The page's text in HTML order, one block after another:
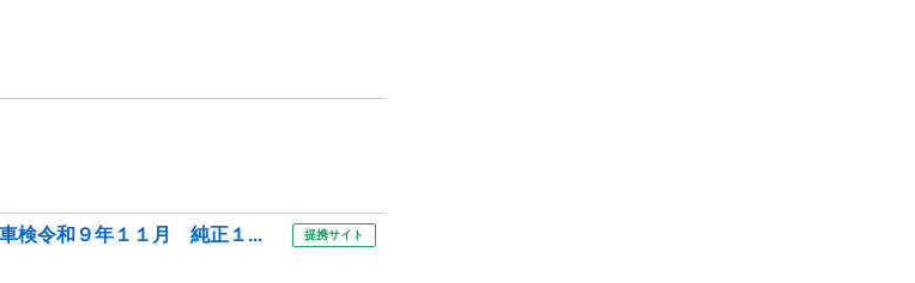
検令和９年１１月 純正１... 提携サイト